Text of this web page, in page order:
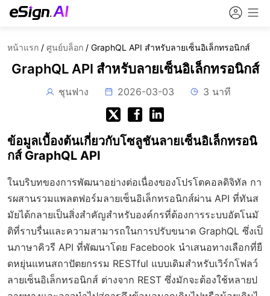
หน้าแรก / ศูนย์บล็อก / GraphQL API สำหรับลายเซ็นอิเล็กทรอนิกส์
GraphQL API สำหรับลายเซ็นอิเล็กทรอนิกส์
ชุนฟาง 2026-03-03 3 นาที
ข้อมูลเบื้องต้นเกี่ยวกับโซลูชันลายเซ็นอิเล็กทรอนิ
กส์ GraphQL API
ในบริบทของการพัฒนาอย่างต่อเนื่องของโปรโตคอลดิจิทัล กา
รผสานรวมแพลตฟอร์มลายเซ็นอิเล็กทรอนิกส์ผ่าน API ที่ทันส
มัยได้กลายเป็นสิ่งสำคัญสำหรับองค์กรที่ต้องการระบบอัตโนมั
ติที่ราบรื่นและความสามารถในการปรับขนาด GraphQL ซึ่งเป็
นภาษาคิวรี API ที่พัฒนาโดย Facebook นำเสนอทางเลือกที่ยื
ดหยุ่นแทนสถาปัตยกรรม RESTful แบบเดิมสำหรับเวิร์กโฟลว์
ลายเซ็นอิเล็กทรอนิกส์ ต่างจาก REST ซึ่งมักจะต้องใช้หลายป